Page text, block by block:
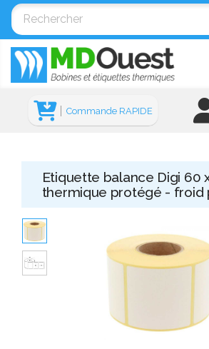
Commande RAPIDE
Etiquette balance Digi 60
thermique protégé - froid